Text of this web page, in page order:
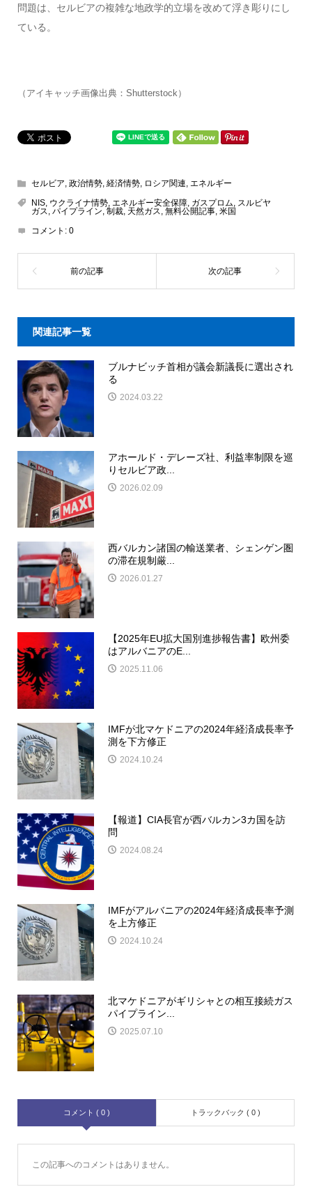
問題は、セルビアの複雑な地政学的立場を改めて浮き彫りにし
ている。
（アイキャッチ画像出典：Shutterstock）
セルビア 政治情勢, 経済情勢, ロシア関連 エネルギー
NIS, ウクライナ情勢, エネルギー安全保障, ガスプロム
スルビヤ
ガス パイプライン 制裁, 天然ガス 無料公開記事, 米国
コメント: 0
関連記事一覧
ブルナビッチ首相が議会新議長に選出され
る
2024.03.22
アホールド・デレーズ社、利益率制限を巡
りセルビア政...
2026.02.09
西バルカン諸国の輸送業者、シェンゲン圏
の滞在規制厳...
2026.01.27
【2025年EU拡大国別進捗報告書】欧州委
はアルバニアのE...
2025.11.06
IMFが北マケドニアの2024年経済成長率予
測を下方修正
2024.10.24
【報道】CIA長官が西バルカン3カ国を訪
問
2024.08.24
IMFがアルバニアの2024年経済成長率予測
を上方修正
2024.10.24
北マケドニアがギリシャとの相互接続ガス
パイプライン...
2025.07.10
コメント ( 0 ) トラックバック ( 0 )
この記事へのコメントはありません。